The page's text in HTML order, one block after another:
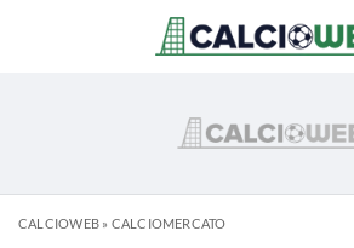
CALCIOWEB» CALCIOMERCATO